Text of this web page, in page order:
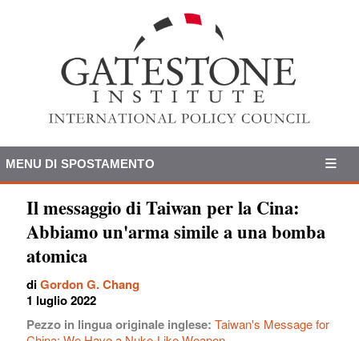
MENU DI SPOSTAMENTO
Il messaggio di Taiwan per la Cina:
Abbiamo un'arma simile a una bomba
atomica
diGordon G. Chang
1 luglio 2022
Pezzo in lingua originale inglese: Taiwan's Message for